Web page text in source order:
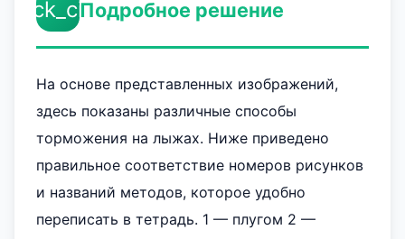
Подробное решение
На основе представленных изображений,
здесь показаны различные способы
торможения на лыжах. Ниже приведено
правильное соответствие номеров рисунков
и названий методов, которое удобно
переписать в тетрадь. 1 — плугом 2 —